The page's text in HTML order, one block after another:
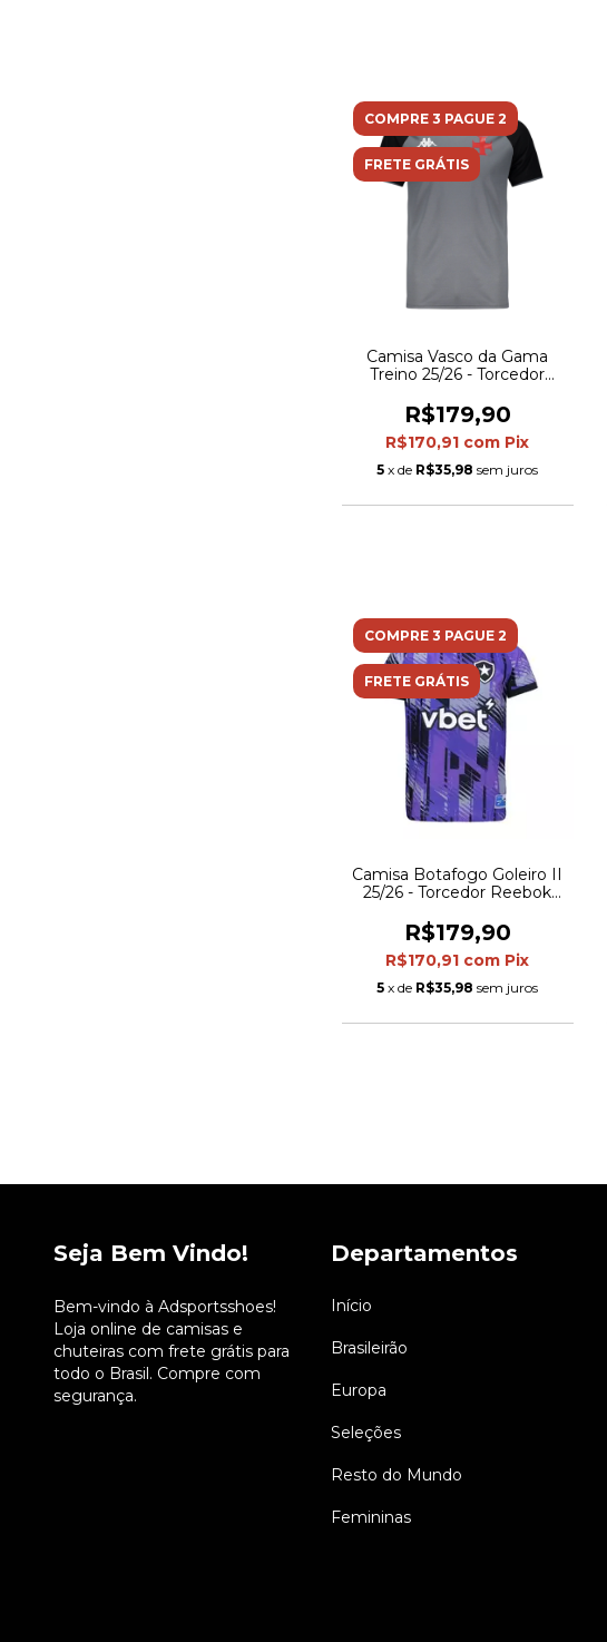
COMPRE 3 PAGUE 2
FRETE GRÁTIS
Camisa Vasco da Gama
Treino 25/26 - Torcedor
preta
R$179,90
R$170,91 com Pix
5 x de R$35,98 sem juros
COMPRE 3 PAGUE 2
FRETE GRÁTIS
Camisa Botafogo Goleiro II
25/26 - Torcedor Reebok
R$179,90
R$170,91 com Pix
5 x de R$35,98 sem juros
Seja Bem Vindo!
Bem-vindo à Adsportsshoes!
Loja online de camisas e
chuteiras com frete grátis para
todo o Brasil. Compre com
segurança.
Departamentos
Início
Brasileirão
Europa
Seleções
Resto do Mundo
Femininas